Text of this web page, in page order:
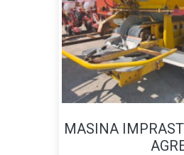
MASINA